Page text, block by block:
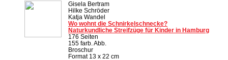
Gisela Bertram
Hilke Schröder
Katja Wandel
Wo wohnt die Schnirkelschnecke?
Naturkundliche Streifzüge für Kinder in Hamburg
176 Seiten
155 farb. Abb.
Broschur
Format 13 x 22 cm